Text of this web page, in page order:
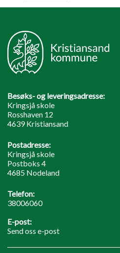
Besøks- og leveringsadresse:
Kringsjå skole
Rosshaven 12
4639 Kristiansand
Postadresse:
Kringsjå skole
Postboks 4
4685 Nodeland
Telefon:
38006060
E-post:
Send oss e-post